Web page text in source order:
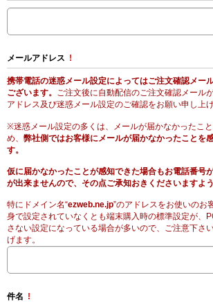
メールアドレス !
携帯電話の迷惑メール設定によってはご注文確認メー
ございます。 ご注文後に自動配信のご注文確認メール
アドレス及び迷惑メール設定のご確認をお願い申し上げ
※迷惑メール設定の多くは、メールが届かなかったこ
め、 弊社側ではお客様にメールが届かなかったことを
す。
仮に届かなかったことが感知できた場合もお電話番号
が出来ませんので、その点ご承知おきくださいますよ
特にドメイン名“ezweb.ne.jp”のアドレスをお使いのお
身で設定されていなくとも端末購入時の標準設定が、
さない設定になっている場合が多いので、ご注意下さ
げます。
件名 !